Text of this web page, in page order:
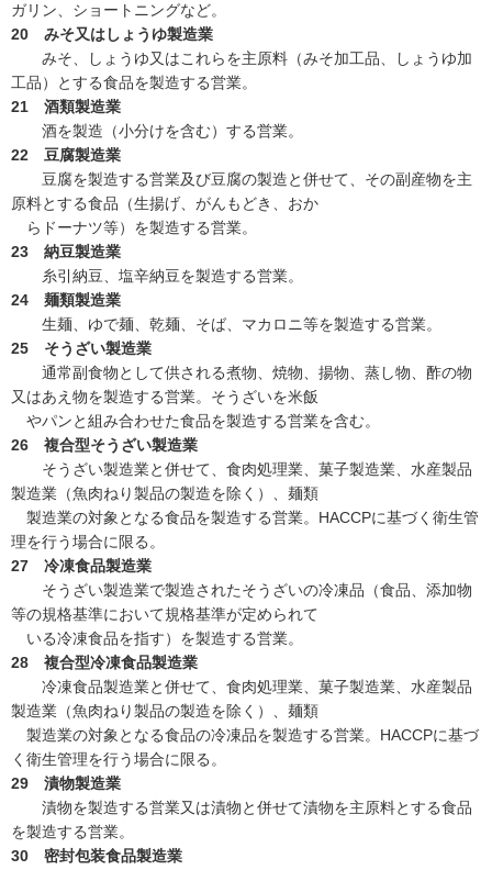
ガリン、ショートニングなど。
20 みそ又はしょうゆ製造業
みそ、しょうゆ又はこれらを主原料（みそ加工品、しょうゆ加
工品）とする食品を製造する営業。
21 酒類製造業
酒を製造（小分けを含む）する営業。
22 豆腐製造業
豆腐を製造する営業及び豆腐の製造と併せて、その副産物を主
原料とする食品（生揚げ、がんもどき、おか
らドーナツ等）を製造する営業。
23 納豆製造業
糸引納豆、塩辛納豆を製造する営業。
24 麺類製造業
生麺、ゆで麺、乾麺、そば、マカロニ等を製造する営業。
25 そうざい製造業
通常副食物として供される煮物、焼物、揚物、蒸し物、酢の物
又はあえ物を製造する営業。そうざいを米飯
やパンと組み合わせた食品を製造する営業を含む。
26 複合型そうざい製造業
そうざい製造業と併せて、食肉処理業、菓子製造業、水産製品
製造業（魚肉ねり製品の製造を除く）、麺類
製造業の対象となる食品を製造する営業。HACCPに基づく衛生管
理を行う場合に限る。
27 冷凍食品製造業
そうざい製造業で製造されたそうざいの冷凍品（食品、添加物
等の規格基準において規格基準が定められて
いる冷凍食品を指す）を製造する営業。
28 複合型冷凍食品製造業
冷凍食品製造業と併せて、食肉処理業、菓子製造業、水産製品
製造業（魚肉ねり製品の製造を除く）、麺類
製造業の対象となる食品の冷凍品を製造する営業。HACCPに基づ
く衛生管理を行う場合に限る。
29 漬物製造業
漬物を製造する営業又は漬物と併せて漬物を主原料とする食品
を製造する営業。
30 密封包装食品製造業